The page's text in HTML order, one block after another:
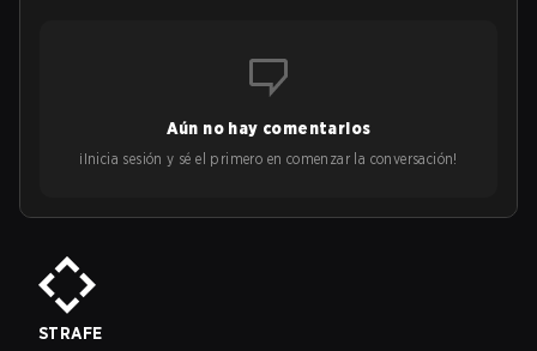
Aún no hay comentarios
¡Inicia sesión y sé el primero en comenzar la conversación!
STRAFE